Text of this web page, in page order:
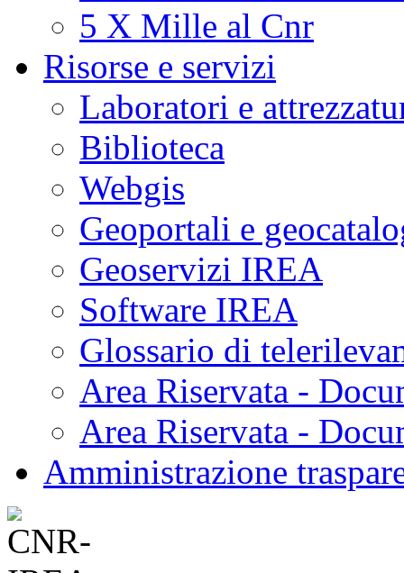
5 X Mille al Cnr
Risorse e servizi
Laboratori e
Biblioteca
Webgis
Geoportali e
Geoservizi IREA
Software IREA
Glossario di
Area Riservata -
Area Riservata -
Amministrazione